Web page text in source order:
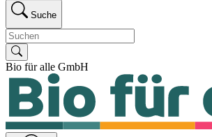
Suche
Bio für alle GmbH